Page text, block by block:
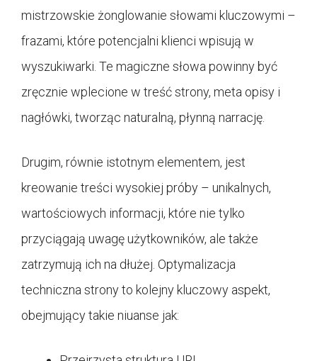
mistrzowskie żonglowanie słowami kluczowymi –
frazami, które potencjalni klienci wpisują w
wyszukiwarki. Te magiczne słowa powinny być
zręcznie wplecione w treść strony, meta opisy i
nagłówki, tworząc naturalną, płynną narrację.
Drugim, równie istotnym elementem, jest
kreowanie treści wysokiej próby – unikalnych,
wartościowych informacji, które nie tylko
przyciągają uwagę użytkowników, ale także
zatrzymują ich na dłużej. Optymalizacja
techniczna strony to kolejny kluczowy aspekt,
obejmujący takie niuanse jak: